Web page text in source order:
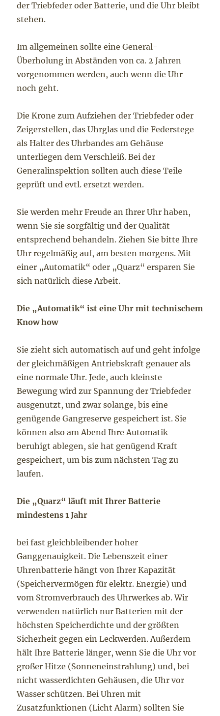
der Triebfeder oder Batterie, und die Uhr bleibt
stehen.
Im allgemeinen sollte eine General-
Überholung in Abständen von ca. 2 Jahren
vorgenommen werden, auch wenn die Uhr
noch geht.
Die Krone zum Aufziehen der Triebfeder oder
Zeigerstellen, das Uhrglas und die Federstege
als Halter des Uhrbandes am Gehäuse
unterliegen dem Verschleiß. Bei der
Generalinspektion sollten auch diese Teile
geprüft und evtl. ersetzt werden.
Sie werden mehr Freude an Ihrer Uhr haben,
wenn Sie sie sorgfältig und der Qualität
entsprechend behandeln. Ziehen Sie bitte Ihre
Uhr regelmäßig auf, am besten morgens. Mit
einer „Automatik“ oder „Quarz“ ersparen Sie
sich natürlich diese Arbeit.
Die „Automatik“ ist eine Uhr mit technischem
Know how
Sie zieht sich automatisch auf und geht infolge
der gleichmäßigen Antriebskraft genauer als
eine normale Uhr. Jede, auch kleinste
Bewegung wird zur Spannung der Triebfeder
ausgenutzt, und zwar solange, bis eine
genügende Gangreserve gespeichert ist. Sie
können also am Abend Ihre Automatik
beruhigt ablegen, sie hat genügend Kraft
gespeichert, um bis zum nächsten Tag zu
laufen.
Die „Quarz“ läuft mit Ihrer Batterie
mindestens 1 Jahr
bei fast gleichbleibender hoher
Ganggenauigkeit. Die Lebenszeit einer
Uhrenbatterie hängt von Ihrer Kapazität
(Speichervermögen für elektr. Energie) und
vom Stromverbrauch des Uhrwerkes ab. Wir
verwenden natürlich nur Batterien mit der
höchsten Speicherdichte und der größten
Sicherheit gegen ein Leckwerden. Außerdem
hält Ihre Batterie länger, wenn Sie die Uhr vor
großer Hitze (Sonneneinstrahlung) und, bei
nicht wasserdichten Gehäusen, die Uhr vor
Wasser schützen. Bei Uhren mit
Zusatzfunktionen (Licht Alarm) sollten Sie